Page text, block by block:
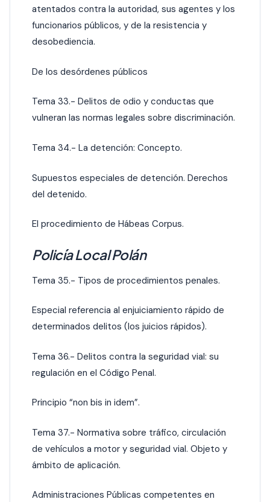
atentados contra la autoridad, sus agentes y los
funcionarios públicos, y de la resistencia y
desobediencia.
De los desórdenes públicos
Tema 33.- Delitos de odio y conductas que
vulneran las normas legales sobre discriminación.
Tema 34.- La detención: Concepto.
Supuestos especiales de detención. Derechos
del detenido.
El procedimiento de Hábeas Corpus.
Policía Local Polán
Tema 35.- Tipos de procedimientos penales.
Especial referencia al enjuiciamiento rápido de
determinados delitos (los juicios rápidos).
Tema 36.- Delitos contra la seguridad vial: su
regulación en el Código Penal.
Principio “non bis in idem”.
Tema 37.- Normativa sobre tráfico, circulación
de vehículos a motor y seguridad vial. Objeto y
ámbito de aplicación.
Administraciones Públicas competentes en